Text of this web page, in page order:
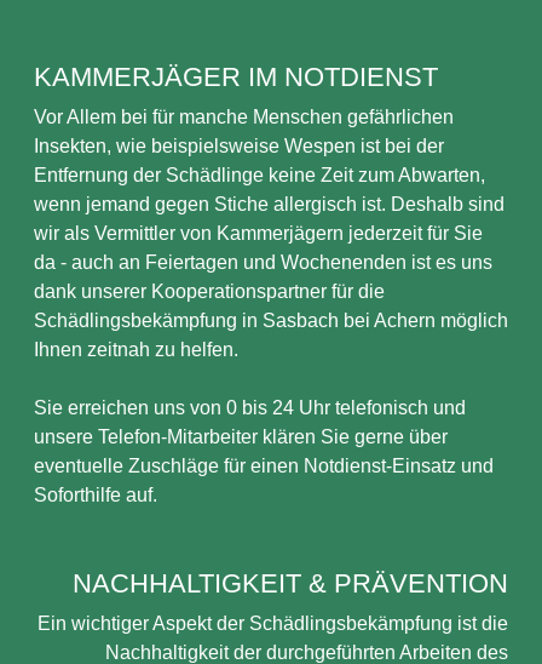
KAMMERJÄGER IM NOTDIENST
Vor Allem bei für manche Menschen gefährlichen
Insekten, wie beispielsweise Wespen ist bei der
Entfernung der Schädlinge keine Zeit zum Abwarten,
wenn jemand gegen Stiche allergisch ist. Deshalb sind
wir als Vermittler von Kammerjägern jederzeit für Sie
da - auch an Feiertagen und Wochenenden ist es uns
dank unserer Kooperationspartner für die
Schädlingsbekämpfung in Sasbach bei Achern möglich
Ihnen zeitnah zu helfen.
Sie erreichen uns von 0 bis 24 Uhr telefonisch und
unsere Telefon-Mitarbeiter klären Sie gerne über
eventuelle Zuschläge für einen Notdienst-Einsatz und
Soforthilfe auf.
NACHHALTIGKEIT & PRÄVENTION
Ein wichtiger Aspekt der Schädlingsbekämpfung ist die
Nachhaltigkeit der durchgeführten Arbeiten des